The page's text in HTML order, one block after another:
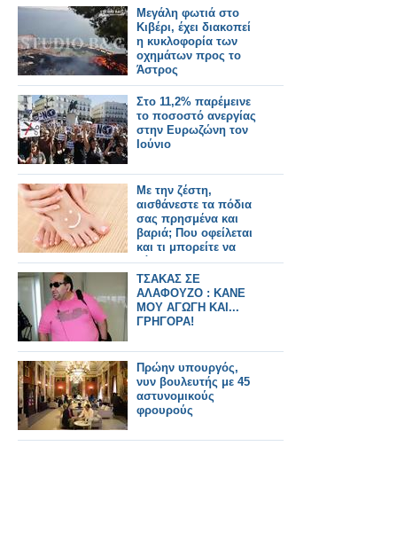
Μεγάλη φωτιά στο
Κιβέρι, έχει διακοπεί
η κυκλοφορία των
οχημάτων προς το
Άστρος
Στο 11,2% παρέμεινε
το ποσοστό ανεργίας
στην Ευρωζώνη τον
Ιούνιο
Με την ζέστη,
αισθάνεστε τα πόδια
σας πρησμένα και
βαριά; Που οφείλεται
και τι μπορείτε να
κάνετε;
ΤΣΑΚΑΣ ΣΕ
ΑΛΑΦΟΥΖΟ : ΚΑΝΕ
ΜΟΥ ΑΓΩΓΗ ΚΑΙ...
ΓΡΗΓΟΡΑ!
Πρώην υπουργός,
νυν βουλευτής με 45
αστυνομικούς
φρουρούς